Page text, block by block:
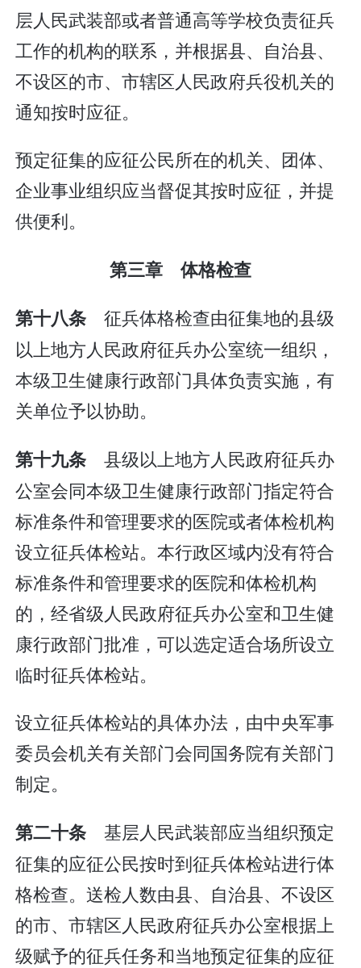
层人民武装部或者普通高等学校负责征兵
工作的机构的联系，并根据县、自治县、
不设区的市、市辖区人民政府兵役机关的
通知按时应征。
预定征集的应征公民所在的机关、团体、
企业事业组织应当督促其按时应征，并提
供便利。
第三章 体格检查
第十八条 征兵体格检查由征集地的县级
以上地方人民政府征兵办公室统一组织，
本级卫生健康行政部门具体负责实施，有
关单位予以协助。
第十九条 县级以上地方人民政府征兵办
公室会同本级卫生健康行政部门指定符合
标准条件和管理要求的医院或者体检机构
设立征兵体检站。本行政区域内没有符合
标准条件和管理要求的医院和体检机构
的，经省级人民政府征兵办公室和卫生健
康行政部门批准，可以选定适合场所设立
临时征兵体检站。
设立征兵体检站的具体办法，由中央军事
委员会机关有关部门会同国务院有关部门
制定。
第二十条 基层人民武装部应当组织预定
征集的应征公民按时到征兵体检站进行体
格检查。送检人数由县、自治县、不设区
的市、市辖区人民政府征兵办公室根据上
级赋予的征兵任务和当地预定征集的应征